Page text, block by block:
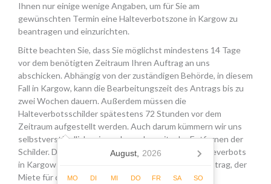
Ihnen nur einige wenige Angaben, um für Sie am
gewünschten Termin eine Halteverbotszone in Kargow zu
beantragen und einzurichten.
Bitte beachten Sie, dass Sie möglichst mindestens 14 Tage
vor dem benötigten Zeitraum Ihren Auftrag an uns
abschicken. Abhängig von der zuständigen Behörde, in diesem
Fall in Kargow, kann die Bearbeitungszeit des Antrags bis zu
zwei Wochen dauern. Außerdem müssen die
Halteverbotsschilder spätestens 72 Stunden vor dem
Zeitraum aufgestellt werden. Auch darum kümmern wir uns
selbstverständlich, wie auch um das zeitnahe Entfernen der
Schilder. Die Kosten für die Beantragung eines Halteverbots
in Kargow setzen sich aus den Gebühren für den Antrag, der
Miete für die Schilder sowie einer Pauschale für den
August, 2026
MO DI MI DO FR SA SO